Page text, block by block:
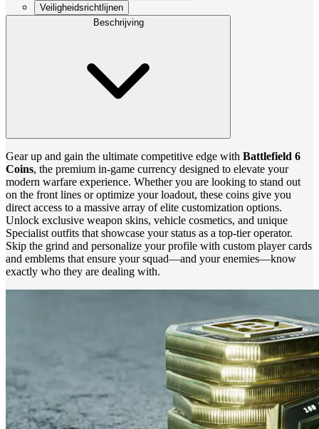
Veiligheidsrichtlijnen
Beschrijving
Gear up and gain the ultimate competitive edge with Battlefield 6
Coins, the premium in-game currency designed to elevate your
modern warfare experience. Whether you are looking to stand out
on the front lines or optimize your loadout, these coins give you
direct access to a massive array of elite customization options.
Unlock exclusive weapon skins, vehicle cosmetics, and unique
Specialist outfits that showcase your status as a top-tier operator.
Skip the grind and personalize your profile with custom player cards
and emblems that ensure your squad—and your enemies—know
exactly who they are dealing with.